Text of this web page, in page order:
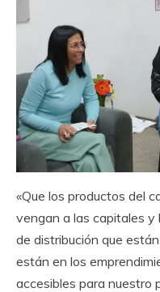
«Que los productos del
vengan a las capitales y
de distribución que
están en los
accesibles para nuestro